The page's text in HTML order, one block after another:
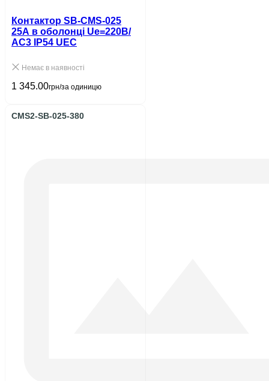
Контактор SB-CMS-025
25A в оболонці Ue=220В/
АС3 IP54 UEC
Немає в наявності
1 345.00грн/за одиницю
CMS2-SB-025-380